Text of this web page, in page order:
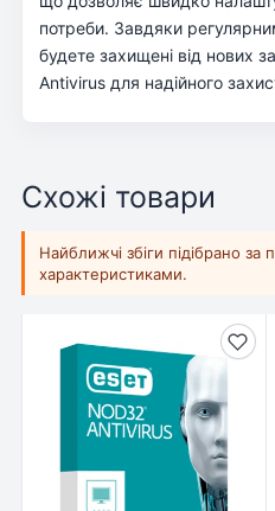
потреби. Завдяки
будете захищені від нових
Antivirus для надійного
Схожі товари
Найближчі збіги підібрано за
характеристиками.